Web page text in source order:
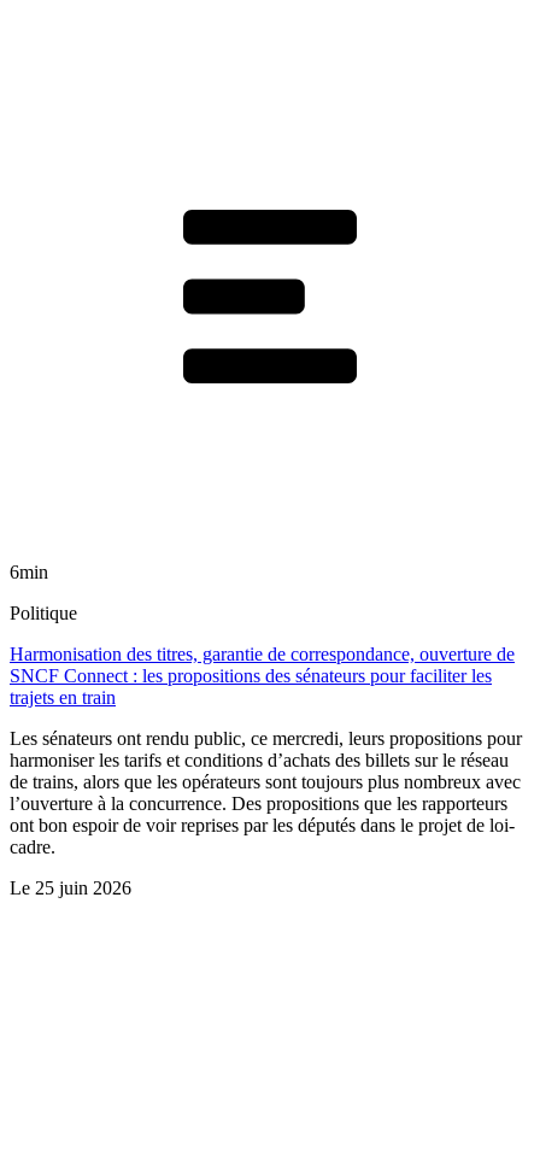
6min
Politique
Harmonisation des titres, garantie de correspondance, ouverture de
SNCF Connect : les propositions des sénateurs pour faciliter les
trajets en train
Les sénateurs ont rendu public, ce mercredi, leurs propositions pour
harmoniser les tarifs et conditions d’achats des billets sur le réseau
de trains, alors que les opérateurs sont toujours plus nombreux avec
l’ouverture à la concurrence. Des propositions que les rapporteurs
ont bon espoir de voir reprises par les députés dans le projet de loi-
cadre.
Le 25 juin 2026